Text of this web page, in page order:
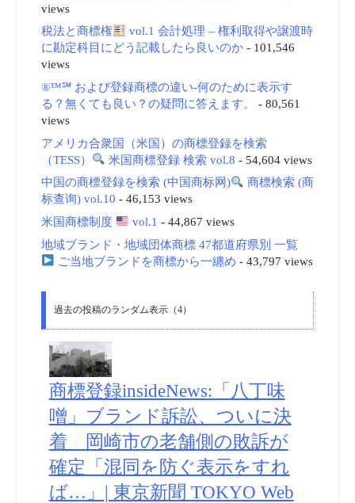
views
税法と商標権
vol.1 会計処理 – 権利取得や譲渡時
に勘定科目にどう記載したら良いのか- 101,546
views
®™℠ および登録商標の違い-何のために表示す
る？無くても良い？の疑問に答えます。
- 80,561
views
アメリカ合衆国（米国）の商標登録を検索
（TESS）
米国商標登録 検索 vol.8 - 54,604 views
中国の商標登録を検索 (中国商标网)
商標検索 (商
标查询) vol.10 - 46,153 views
米国商標制度
vol.1 - 44,867 views
地域ブランド・地域団体商標 47都道府県別 一覧
ご当地ブランドを商標から一纏め - 43,797 views
過去の投稿のランダム表示（4）
商標登録insideNews:「八丁味
噌」ブランド訴訟、ついに決
着 岡崎市の老舗側の敗訴が
確定「混同を防ぐ表示をすれ
ば…」| 東京新聞 TOKYO Web